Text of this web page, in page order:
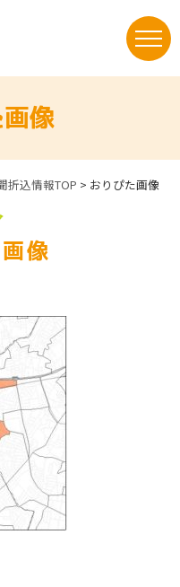
像
折込情報TOP > おりぴた画像
像